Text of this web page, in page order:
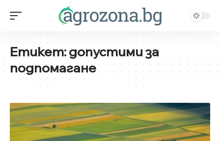
Етикет:допустими за
подпомагане